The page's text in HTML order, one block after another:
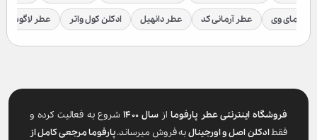
عطر مای وی عطر آرمانی کد عطر دانهیل ادکلن کول واتر عطر لاگوست
فروشگاه اینترنتی عطر پارفوما از سال ۱۴۰۰
شروع به فعالیت کرده و
فقطادکلن اصل و اورجینالبه فروش میرساند.پارفومامرجعی کامل از